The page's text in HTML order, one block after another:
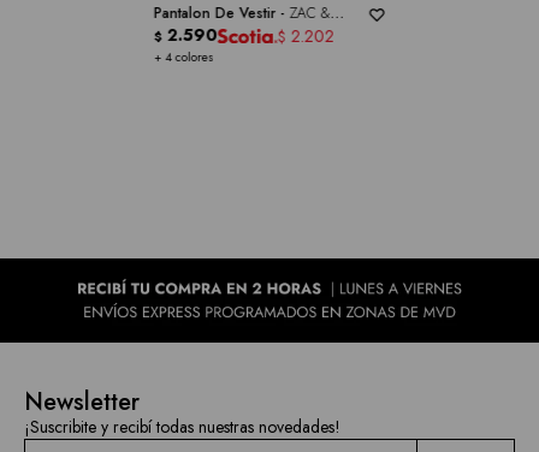
Pantalon De Vestir - ZAC &
RACHEL
+ 4 colores
$ 2.590 $ 2.202
Newsletter
¡Suscribite y recibí todas nuestras novedades!